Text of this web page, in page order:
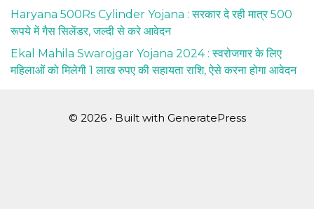
Haryana 500Rs Cylinder Yojana : सरकार दे रही मात्र 500
रूपये में गैस सिलेंडर, जल्दी से करे आवेदन
Ekal Mahila Swarojgar Yojana 2024 : स्वरोजगार के लिए
महिलाओं को मिलेगी 1 लाख रुपए की सहायता राशि, ऐसे करना होगा आवेदन
© 2026 • Built with GeneratePress